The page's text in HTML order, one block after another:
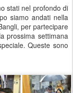
stati nel profondo di
siamo andati nella
per partecipare
prossima settimana
Queste sono